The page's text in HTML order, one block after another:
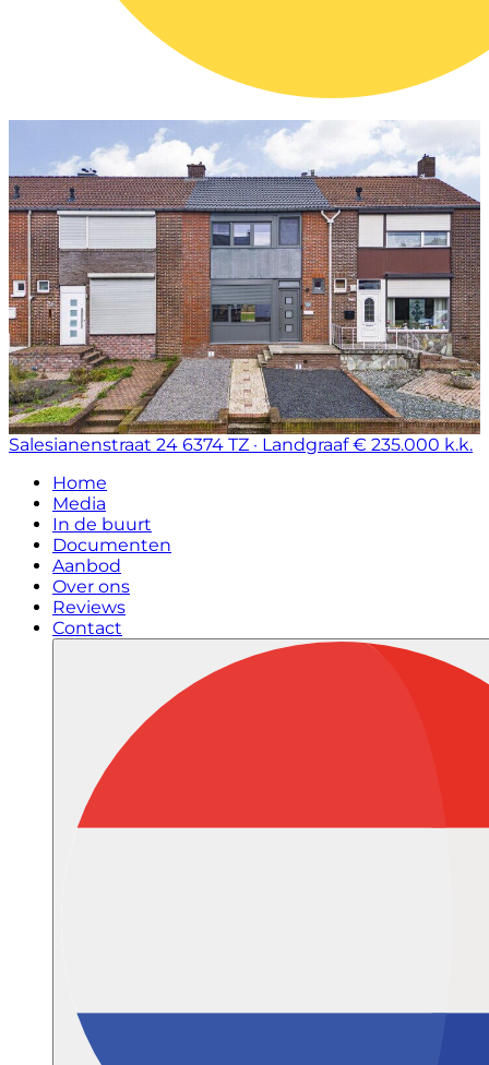
Salesianenstraat 24 6374 TZ · Landgraaf € 235.000 k.k.
Home
Media
In de buurt
Documenten
Aanbod
Over ons
Reviews
Contact